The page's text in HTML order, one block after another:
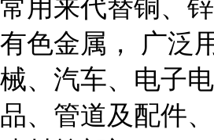
常用来代替铜、
有色金属， 广泛
械、汽车、电子
品、管道及配件